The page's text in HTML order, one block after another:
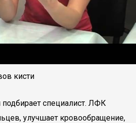
кисти
специалист. ЛФК
улучшает кровообращение,